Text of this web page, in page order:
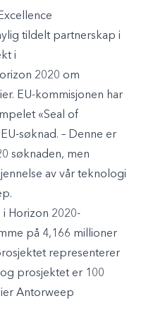
tildelt partnerskap i
i
2020 om
EU-kommisjonen har
«Seal of
søknad. – Denne er
søknaden, men
av vår teknologi
Horizon 2020-
på 4,166 millioner
representerer
prosjektet er 100
Antorweep